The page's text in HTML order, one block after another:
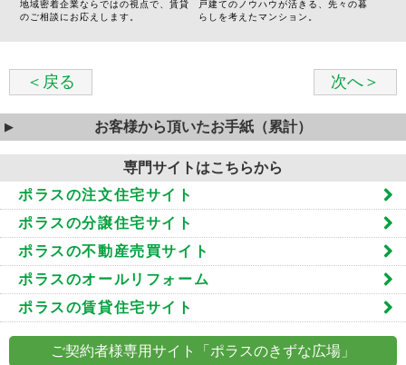
地域密着企業ならではの視点で、賃貸
のご相談にお応えします。
戸建てのノウハウが活きる、先々の暮
らしを考えたマンション。
＜戻る 次へ＞
お客様から頂いたお手紙（累計）
専門サイトはこちらから
ポラスの注文住宅サイト
ポラスの分譲住宅サイト
ポラスの不動産売買サイト
ポラスのオールリフォーム
ポラスの賃貸住宅サイト
ご契約者様専用サイト「ポラスのきずな広場」